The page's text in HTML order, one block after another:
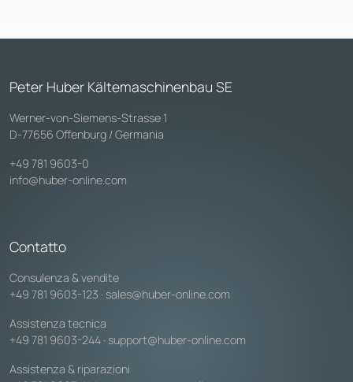
Peter Huber Kältemaschinenbau SE
Werner-von-Siemens-Strasse 1
D-77656 Offenburg / Germania
+49 781 9603-0
info@huber-online.com
Contatto
Consulenza & vendite
+49 781 9603-123 · sales@huber-online.com
Assistenza tecnica
+49 781 9603-244 · support@huber-online.com
Assistenza & riparazioni